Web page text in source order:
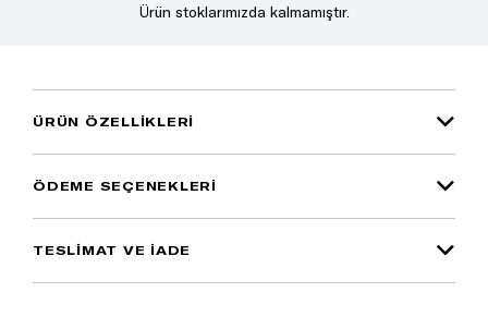
Ürün stoklarımızda kalmamıştır.
ÜRÜN ÖZELLIKLERI
ÖDEME SEÇENEKLERI
TESLİMAT VE İADE